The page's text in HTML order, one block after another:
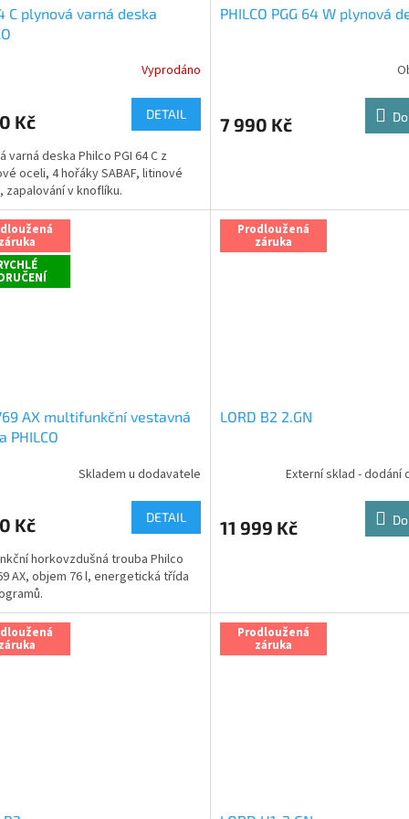
C plynová varná deska
Vyprodáno
Kč DETAIL
varná deska Philco PGI 64 C z
oceli, 4 hořáky SABAF, litinové
zapalování v knoflíku.
PHILCO PGG 64 W plynová
je
7 990 Kč
záruka
AX multifunkční vestavná
PHILCO
Skladem u dodavatele
Kč DETAIL
horkovzdušná trouba Philco
AX, objem 76 l, energetická třída
Prodloužená
záruka
LORD B2 2.GN
Externí sklad - dodání
11 999 Kč
záruka
Prodloužená
záruka